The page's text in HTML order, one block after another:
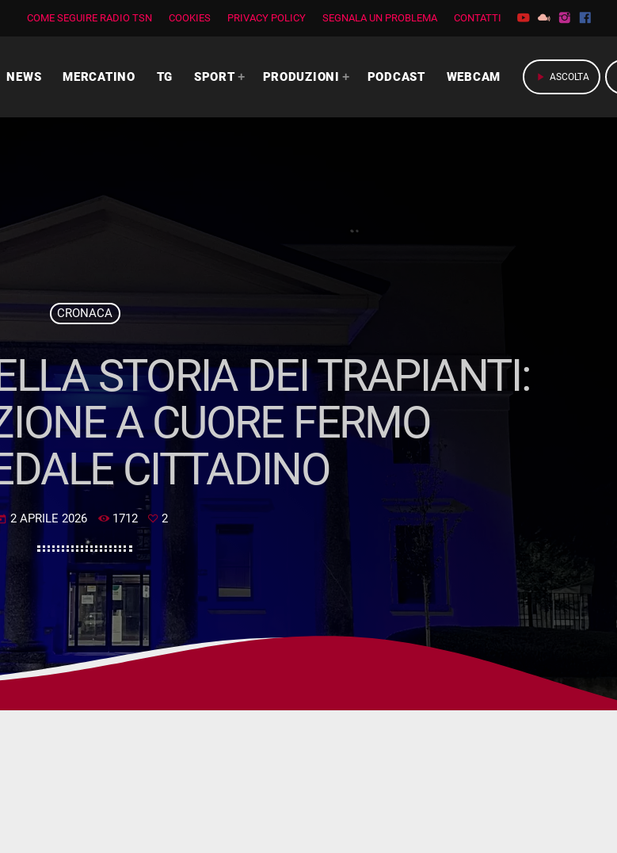
COME SEGUIRE RADIO TSN COOKIES PRIVACY POLICY SEGNALA UN PROBLEMA CONTATTI
NEWS MERCATINO TG SPORT PRODUZIONI PODCAST WEBCAM play_arrow ASCOLTA
CRONACA
STORIA DEI TRAPIANTI:
A CUORE FERMO
CITTADINO
2 APRILE 2026 1712 2